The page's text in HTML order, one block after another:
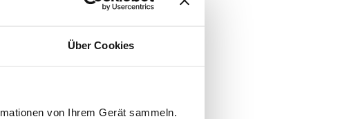
Über Cookies
von Ihrem Gerät sammeln.